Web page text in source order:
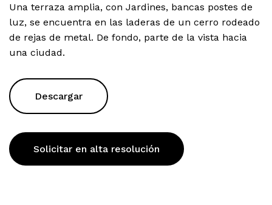
Una terraza amplia, con Jardines, bancas postes de
luz, se encuentra en las laderas de un cerro rodeado
de rejas de metal. De fondo, parte de la vista hacia
una ciudad.
Descargar
Solicitar en alta resolución